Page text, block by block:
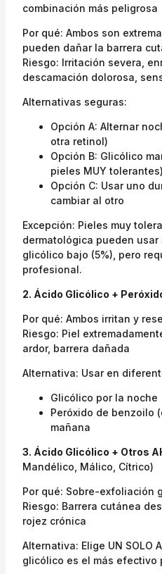
combinación más peligrosa
Por qué: Ambos son
pueden dañar la barrera
Riesgo: Irritación severa,
descamación dolorosa,
Alternativas seguras:
Opción A: Alternar
otra retinol)
Opción B: Glicólico
pieles MUY tolerantes)
Opción C: Usar uno
cambiar al otro
Excepción: Pieles muy
dermatológica pueden
glicólico bajo (5%), pero
profesional.
2. Ácido Glicólico +
Por qué: Ambos irritan y
Riesgo: Piel
ardor, barrera dañada
Alternativa: Usar en
Glicólico por la noche
Peróxido de benzoilo
mañana
3. Ácido Glicólico + Otros
Mandélico, Málico, Cítrico)
Por qué: Sobre-exfoliación
Riesgo: Barrera cutánea
rojez crónica
Alternativa: Elige UN SOLO
glicólico es el más efectivo